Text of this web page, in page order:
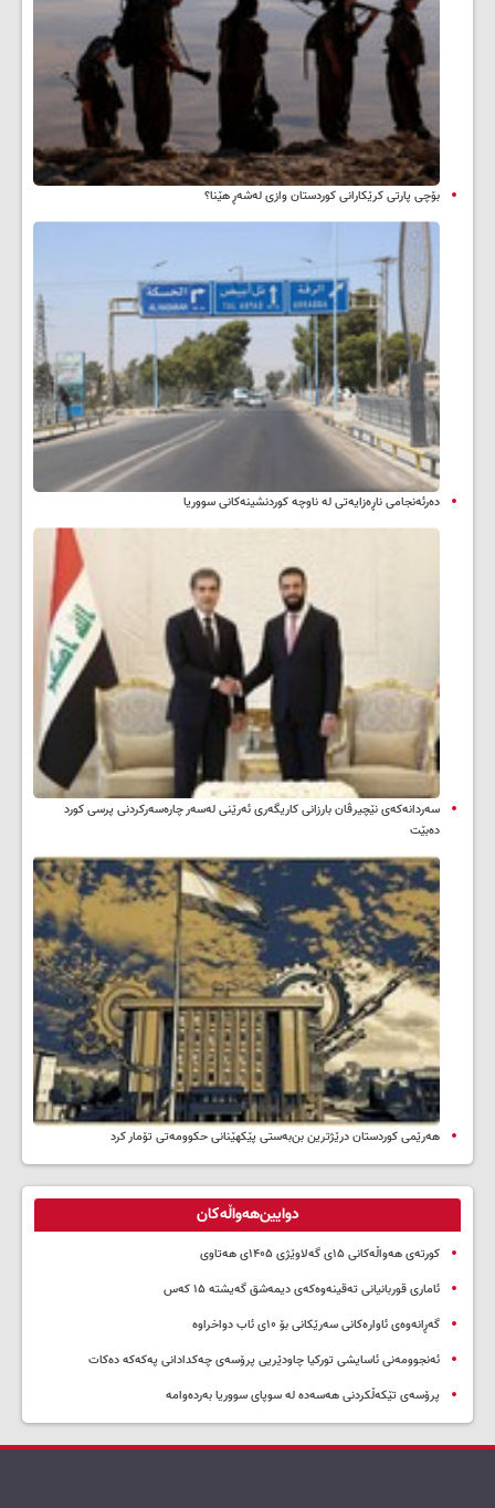
بۆچی پارتی کرێکارانی کوردستان وازی لەشەڕ هێنا؟
دەرئەنجامی ناڕەزایەتی لە ناوچە کوردنشینەکانی سووریا
سه‌ردانه‌کەی نێچیرڤان بارزانی كاریگه‌ری ئه‌رێنی له‌سه‌ر چاره‌سه‌ركردنی پرسی كورد
ده‌بێت
هەرێمی کوردستان درێژترین بن‌بەستی پێکهێنانی حکوومەتی تۆمار کرد
دوایین‌هەواڵەکان
کورتەی هەواڵەکانی ۱۵ی گەلاوێژی ۱۴۰۵ی هەتاوی
ئاماری قوربانیانی تەقینەوەکەی دیمەشق گەیشتە ۱۵ کەس
گەڕانەوەی ئاوارەکانی سەرێکانی بۆ ۱۰ی ئاب دواخراوە
ئەنجوومەنی ئاسایشی تورکیا چاودێریی پرۆسەی چەکدادانی پەکەکە دەکات
پرۆسەی تێکەڵکردنی هەسەدە لە سوپای سووریا بەردەوامە